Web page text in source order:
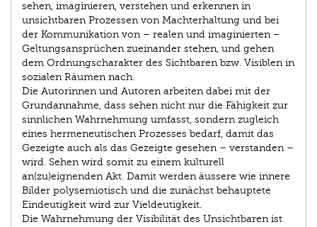
sehen, imaginieren, verstehen und erkennen in
unsichtbaren Prozessen von Machterhaltung und bei
der Kommunikation von – realen und imaginierten –
Geltungsansprüchen zueinander stehen, und gehen
dem Ordnungscharakter des Sichtbaren bzw. Visiblen in
sozialen Räumen nach.
Die Autorinnen und Autoren arbeiten dabei mit der
Grundannahme, dass sehen nicht nur die Fähigkeit zur
sinnlichen Wahrnehmung umfasst, sondern zugleich
eines hermeneutischen Prozesses bedarf, damit das
Gezeigte auch als das Gezeigte gesehen – verstanden –
wird. Sehen wird somit zu einem kulturell
an(zu)eignenden Akt. Damit werden äussere wie innere
Bilder polysemiotisch und die zunächst behauptete
Eindeutigkeit wird zur Vieldeutigkeit.
Die Wahrnehmung der Visibilität des Unsichtbaren ist